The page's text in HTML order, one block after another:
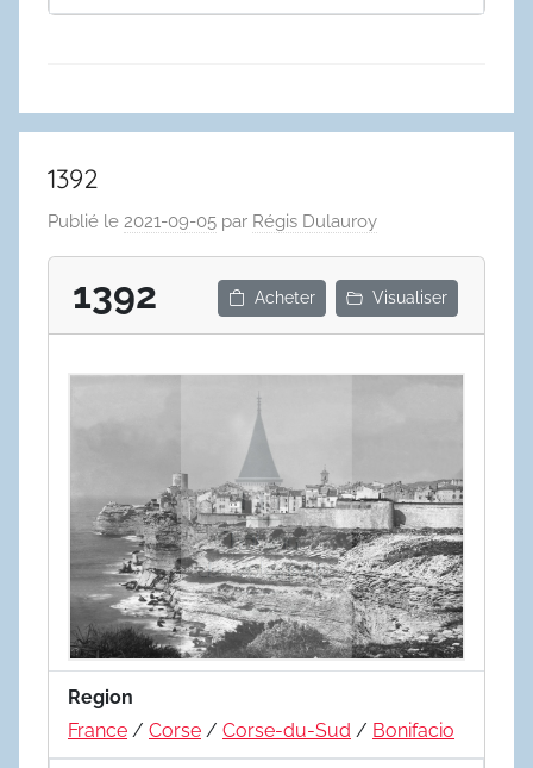
1392
Publié le 2021-09-05 par Régis Dulauroy
1392 Acheter Visualiser
Region
France / Corse / Corse-du-Sud / Bonifacio